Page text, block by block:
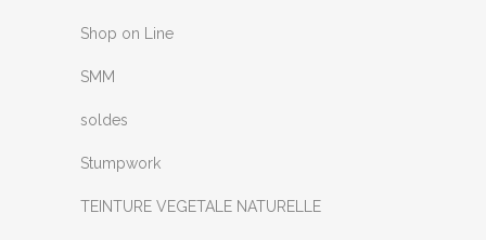
Shop on Line
SMM
soldes
Stumpwork
TEINTURE VEGETALE NATURELLE